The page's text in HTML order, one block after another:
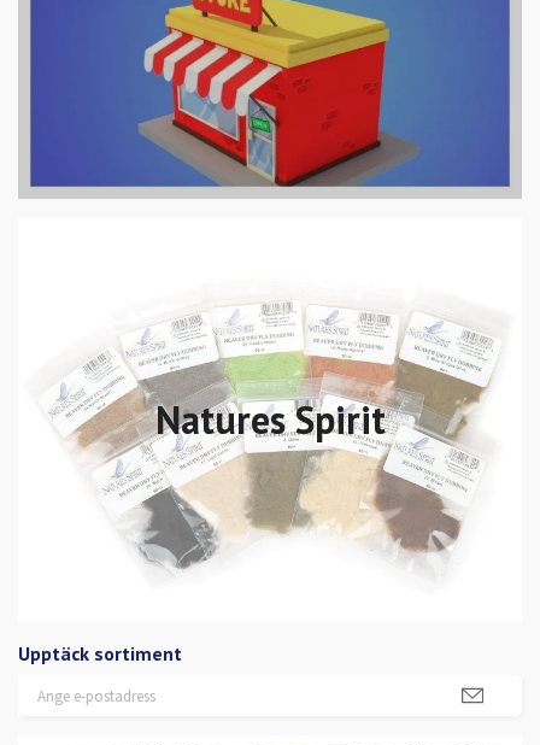
Natures Spirit
Upptäck sortiment